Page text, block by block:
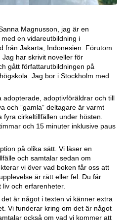
Magnusson, jag är en
en vidareutbildning i
från Jakarta, Indonesien. Förutom
har skrivit noveller för
gått författarutbildningen på
Jag bor i Stockholm med
adopterade, adoptivföräldrar och till
och ”gamla” deltagare är varmt
cirkeltillfällen under hösten.
och 15 minuter inklusive paus
på olika sätt. Vi läser en
och samtalar sedan om
vi över vad boken får oss att
är rätt eller fel. Du får
och erfarenheter.
är något i texten vi känner extra
Vi funderar kring om det är något
också om vad vi kommer att